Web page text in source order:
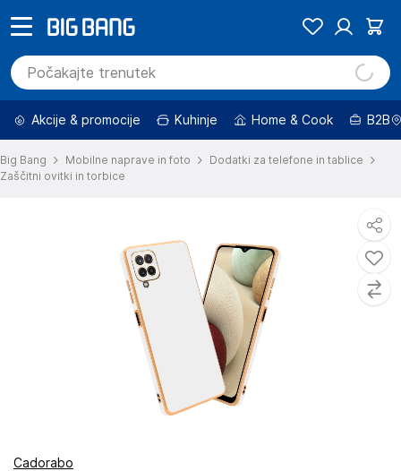
Akcije & promocije Kuhinje Home & Cook B2B
Big Bang Mobilne naprave in foto
Dodatki za telefone in tablice
Zaščitni ovitki in torbice
Cadorabo